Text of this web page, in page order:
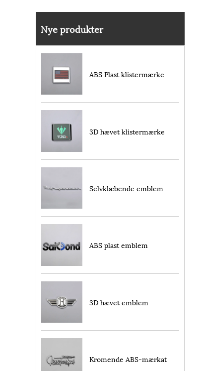
Nye produkter
ABS Plast klistermærke
3D hævet klistermærke
Selvklæbende emblem
ABS plast emblem
3D hævet emblem
Kromende ABS-mærkat